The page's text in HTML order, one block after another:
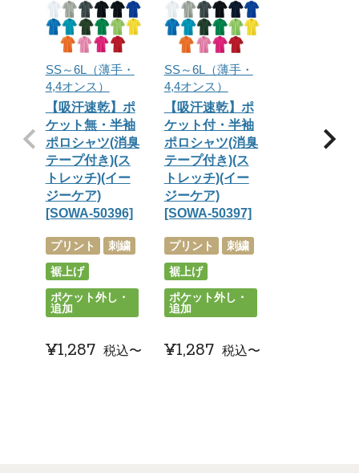
SS～6L（薄手・
4,4オンス）
【吸汗速乾】ポ
ケット無・半袖
ポロシャツ(消臭
テープ付き)(ス
トレッチ)(イー
ジーケア)
[SOWA-50396]
プリント
刺繍
裾上げ
ポケット外し・
追加
¥1,287 税込〜
SS～6L（薄手・
4,4オンス）
【吸汗速乾】ポ
ケット付・半袖
ポロシャツ(消臭
テープ付き)(ス
トレッチ)(イー
ジーケア)
[SOWA-50397]
プリント
刺繍
裾上げ
ポケット外し・
追加
¥1,287 税込〜